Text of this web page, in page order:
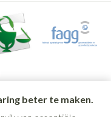
beter te maken.